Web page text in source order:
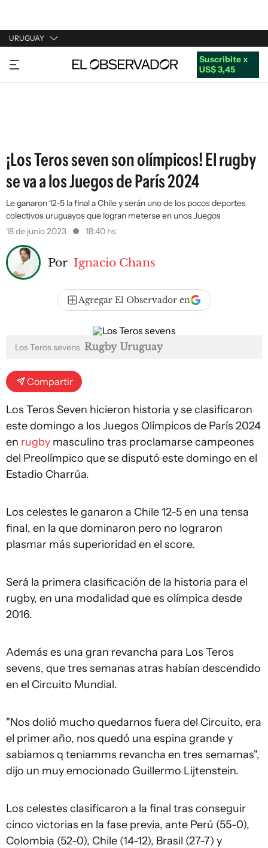
URUGUAY
URUGUAY
ARGENTINA
Suscribite x
US$ 3,45
¡Los Teros seven son olímpicos! El rugby
se va a los Juegos de París 2024
Le ganaron 12-5 la final a Chile y serán uno de los pocos deportes
colectivos uruguayos que logran meterse en unos Juegos
18 de junio 2023
18:40 hs
Por Ignacio Chans
Agregar El Observador en
Los Teros sevens Rugby Uruguay
Compartir
Los Teros Seven hicieron historia y se clasificaron
este domingo a los Juegos Olímpicos de París 2024
en rugby masculino tras proclamarse campeones
del Preolímpico que se disputó este domingo en el
Estadio Charrúa.
Los celestes le ganaron a Chile 12-5 en una tensa
final, en la que dominaron pero no lograron
plasmar más superioridad en el score.
Será la primera clasificación de la historia para el
rugby, en una modalidad que es olímpica desde
2016.
Además es una gran revancha para Los Teros
sevens, que tres semanas atras habían descendido
en el Circuito Mundial.
"Nos dolió mucho quedarnos fuera del Circuito, era
el primer año, nos quedó una espina grande y
sabiamos q teniamms revancha en tres semamas",
dijo un muy emocionado Guillermo Lijtenstein.
Los celestes clasificaron a la final tras conseguir
cinco victorias en la fase previa, ante Perú (55-0),
Colombia (52-0), Chile (14-12), Brasil (27-7) y